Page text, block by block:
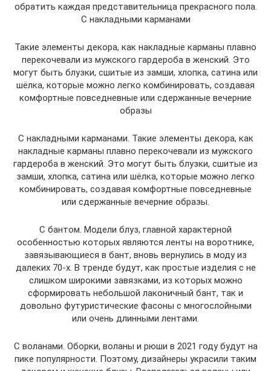
обратить каждая представительница прекрасного пола.
С накладными карманами
Такие элементы декора, как накладные карманы плавно
перекочевали из мужского гардероба в женский. Это
могут быть блузки, сшитые из замши, хлопка, сатина или
шёлка, которые можно легко комбинировать, создавая
комфортные повседневные или сдержанные вечерние
образы
С накладными карманами. Такие элементы декора, как
накладные карманы плавно перекочевали из мужского
гардероба в женский. Это могут быть блузки, сшитые из
замши, хлопка, сатина или шёлка, которые можно легко
комбинировать, создавая комфортные повседневные
или сдержанные вечерние образы.
С бантом. Модели блуз, главной характерной
особенностью которых являются ленты на воротнике,
завязывающиеся в бант, вновь вернулись в моду из
далеких 70-х. В тренде будут, как простые изделия с не
слишком широкими завязками, из которых можно
сформировать небольшой лаконичный бант, так и
довольно футуристические фасоны с многослойными
или очень длинными лентами.
С воланами. Оборки, воланы и рюши в 2021 году будут на
пике популярности. Поэтому, дизайнеры украсили таким